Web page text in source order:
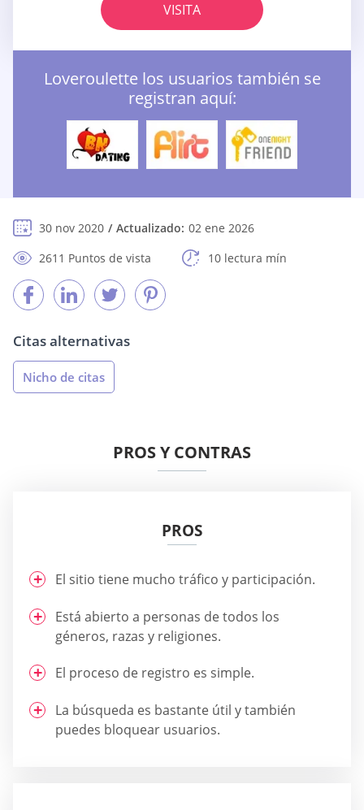
VISITA
Loveroulette los usuarios también se
registran aquí:
30 nov 2020 Actualizado: 02 ene 2026
2611 Puntos de vista
10 lectura mín
Citas alternativas
Nicho de citas
PROS Y CONTRAS
PROS
El sitio tiene mucho tráfico y participación.
Está abierto a personas de todos los
géneros, razas y religiones.
El proceso de registro es simple.
La búsqueda es bastante útil y también
puedes bloquear usuarios.